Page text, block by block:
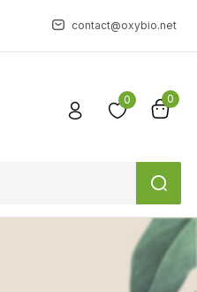
contact@oxybio.net
0 0